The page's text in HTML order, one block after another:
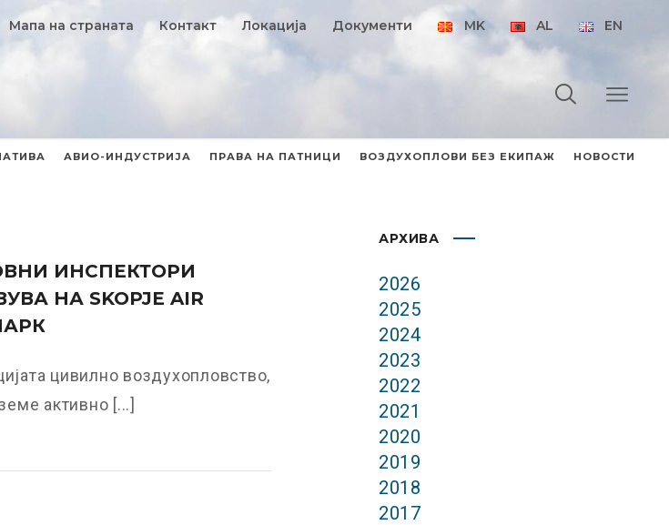
Мапа на страната Контакт Локација Документи MK AL EN
АВИО-ИНДУСТРИЈА ПРАВА НА ПАТНИЦИ ВОЗДУХОПЛОВИ БЕЗ ЕКИПАЖ НОВОСТИ
ИНСПЕКТОРИ
НА SKOPJE AIR
цивилно воздухопловство,
активно [...]
АРХИВА
2026
2025
2024
2023
2022
2021
2020
2019
2018
2017